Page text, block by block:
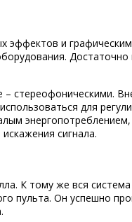
и
Достаточно
стереофоническими.
для
сигнала.
К тому же вся
пульта. Он успешно